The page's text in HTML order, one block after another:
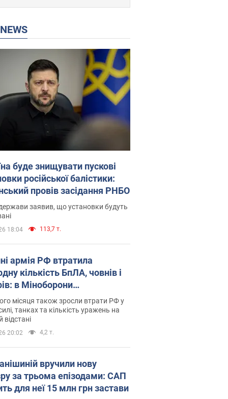
NEWS
буде знищувати пускові
російської балістики:
провів засідання РНБО
заявив, що установки будуть
18:04 113,7 т.
армія РФ втратила
кількість БпЛА, човнів і
в Міноборони
статистику
місяця також зросли втрати РФ у
танках та кількість уражень на
відстані
20:02 4,2 т.
вручили нову
за трьома епізодами: САП
для неї 15 млн грн застави